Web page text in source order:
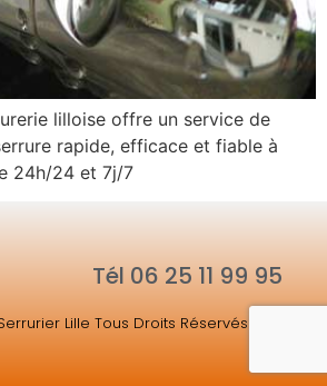
lilloise offre un service de
rapide, efficace et fiable à
24h/24 et 7j/7
Tél 06 25 11 99 95
Lille Tous Droits Réservés